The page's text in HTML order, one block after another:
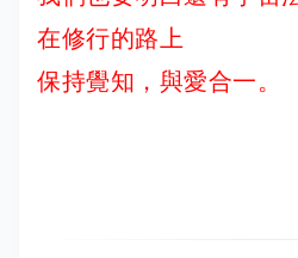
在修行的路上
保持覺知，與愛合一。